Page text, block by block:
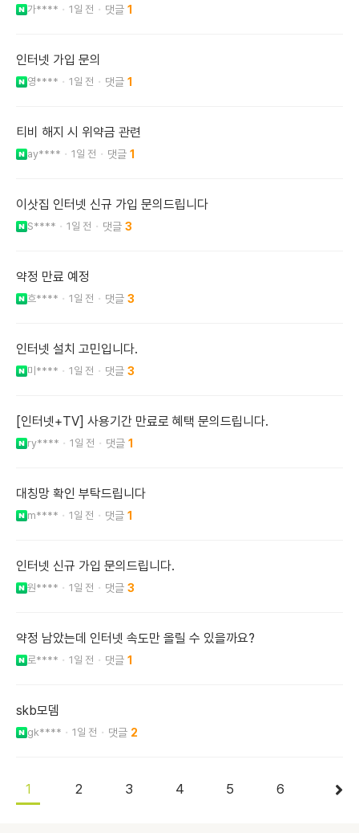
가**** 1일 전 1
인터넷 가입 문의
영**** 1일 전 1
티비 해지 시 위약금 관련
ay**** 1일 전 1
이삿집 인터넷 신규 가입 문의드립니다
S**** 1일 전 3
약정 만료 예정
흐**** 1일 전 3
인터넷 설치 고민입니다.
미**** 1일 전 3
[인터넷+TV] 사용기간 만료로 혜택 문의드립니다.
ry**** 1일 전 1
대칭망 확인 부탁드립니다
m**** 1일 전 1
인터넷 신규 가입 문의드립니다.
원**** 1일 전 3
약정 남았는데 인터넷 속도만 올릴 수 있을까요?
로**** 1일 전 1
skb모뎀
gk**** 1일 전 2
1 2 3 4 5 6